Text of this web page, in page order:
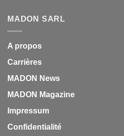
MADON SARL
A propos
Carrières
MADON News
MADON Magazine
Impressum
Confidentialité